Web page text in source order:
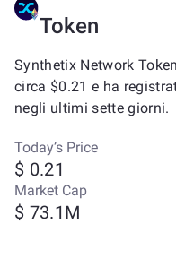
Token
Synthetix Network
circa $0.21 e ha
negli ultimi sette giorni.
Today’s Price
$ 0.21
Market Cap
$ 73.1M